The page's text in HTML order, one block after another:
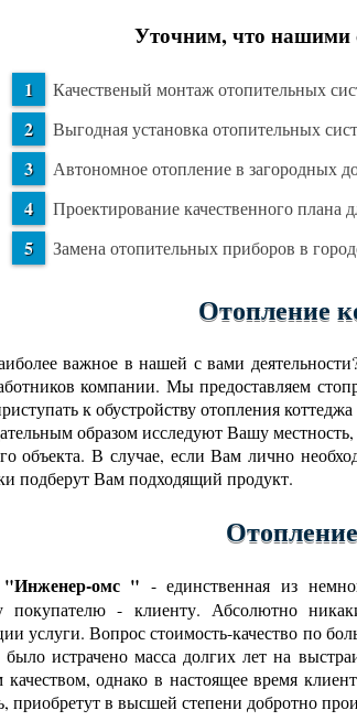
Уточним, что нашими
Качественый монтаж отопительных
Выгодная установка отопительных
Автономное отопление в загородных
Проектирование качественного плана
Замена отопительных приборов в
Отопление
важное в нашей с вами
компании. Мы предоставляем
к обустройству отопления
образом исследуют Вашу
объекта. В случае, если Вам лично
подберут Вам подходящий продукт.
омс " - единственная из
покупателю - клиенту. Абсолютно
услуги. Вопрос стоимость-качество по
истрачено масса долгих лет на
однако в настоящее время
приобретут в высшей степени добротно